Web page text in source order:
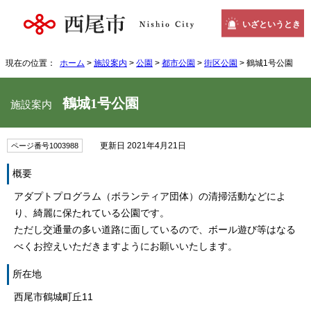
いざというとき
現在の位置： ホーム > 施設案内 > 公園 > 都市公園 > 街区公園 > 鶴城1号公園
施設案内 鶴城1号公園
ページ番号1003988 更新日 2021年4月21日
概要
アダプトプログラム（ボランティア団体）の清掃活動などによ
り、綺麗に保たれている公園です。
ただし交通量の多い道路に面しているので、ボール遊び等はなる
べくお控えいただきますようにお願いいたします。
所在地
西尾市鶴城町丘11